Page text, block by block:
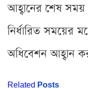
আহ্বানের শেষ
নির্ধারিত সময়ের
অধিবেশন আহ্বান
Related Posts